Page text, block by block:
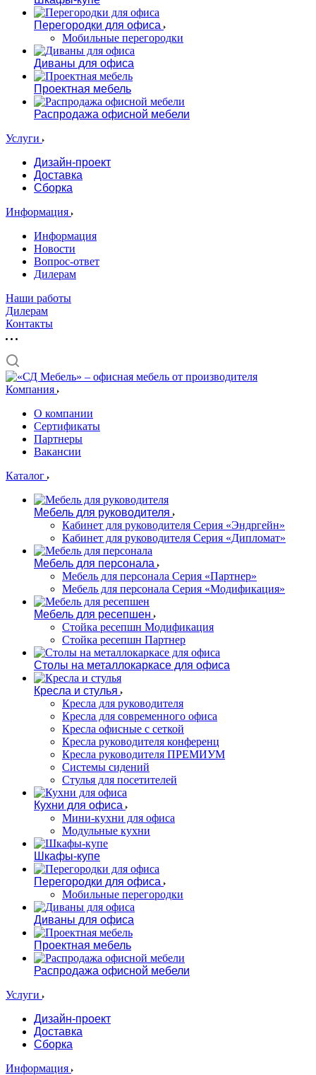
Перегородки для офиса
Мобильные перегородки
Диваны для офиса
Проектная мебель
Распродажа офисной мебели
Услуги
Дизайн-проект
Доставка
Сборка
Информация
Информация
Новости
Вопрос-ответ
Дилерам
Наши работы
Дилерам
Контакты
Компания
О компании
Сертификаты
Партнеры
Вакансии
Каталог
Мебель для руководителя
Кабинет для руководителя Серия «Эндргейн»
Кабинет для руководителя Серия «Дипломат»
Мебель для персонала
Мебель для персонала Серия «Партнер»
Мебель для персонала Серия «Модификация»
Мебель для ресепшен
Стойка ресепшн Модификация
Стойка ресепшн Партнер
Столы на металлокаркасе для офиса
Кресла и стулья
Кресла для руководителя
Кресла для современного офиса
Кресла офисные с сеткой
Кресла руководителя конференц
Кресла руководителя ПРЕМИУМ
Системы сидений
Стулья для посетителей
Кухни для офиса
Мини-кухни для офиса
Модульные кухни
Шкафы-купе
Перегородки для офиса
Мобильные перегородки
Диваны для офиса
Проектная мебель
Распродажа офисной мебели
Услуги
Дизайн-проект
Доставка
Сборка
Информация